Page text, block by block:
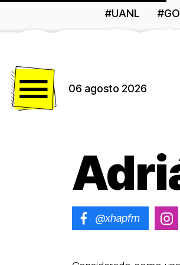
#UANL
06 agosto 2026
@xhapfm